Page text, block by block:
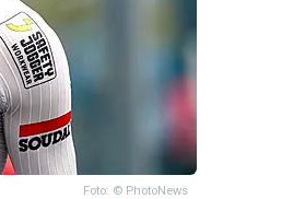
Foto: © PhotoNews